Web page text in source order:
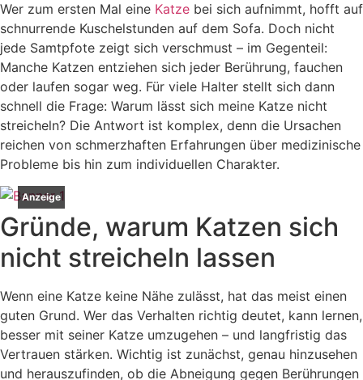
Wer zum ersten Mal eine Katze bei sich aufnimmt, hofft auf
schnurrende Kuschelstunden auf dem Sofa. Doch nicht
jede Samtpfote zeigt sich verschmust – im Gegenteil:
Manche Katzen entziehen sich jeder Berührung, fauchen
oder laufen sogar weg. Für viele Halter stellt sich dann
schnell die Frage: Warum lässt sich meine Katze nicht
streicheln? Die Antwort ist komplex, denn die Ursachen
reichen von schmerzhaften Erfahrungen über medizinische
Probleme bis hin zum individuellen Charakter.
Anzeige
Gründe, warum Katzen sich
nicht streicheln lassen
Wenn eine Katze keine Nähe zulässt, hat das meist einen
guten Grund. Wer das Verhalten richtig deutet, kann lernen,
besser mit seiner Katze umzugehen – und langfristig das
Vertrauen stärken. Wichtig ist zunächst, genau hinzusehen
und herauszufinden, ob die Abneigung gegen Berührungen